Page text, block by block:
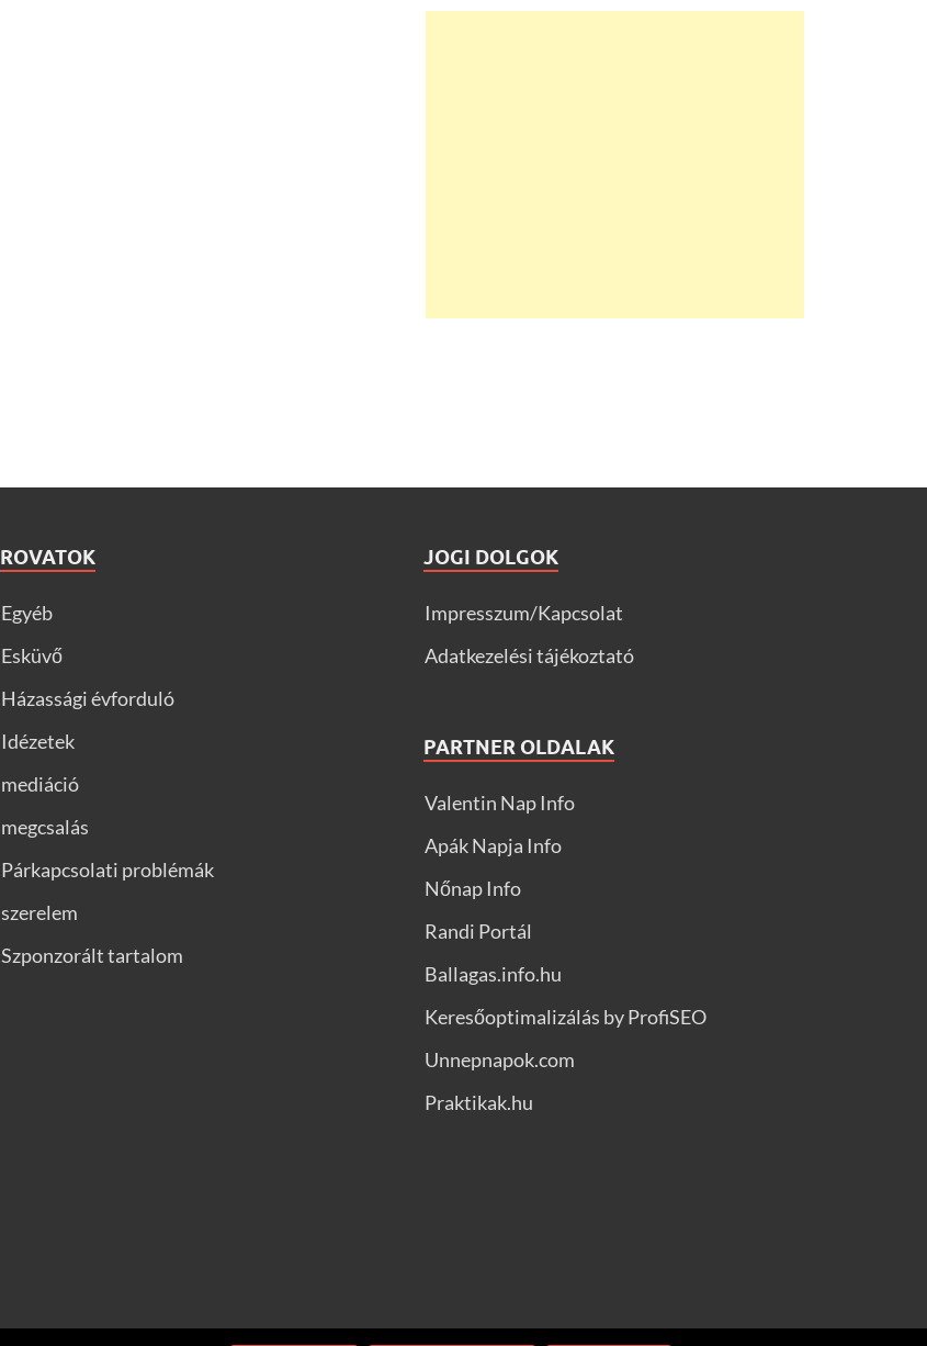
ROVATOK
Egyéb
Esküvő
Házassági évforduló
Idézetek
mediáció
megcsalás
Párkapcsolati problémák
szerelem
Szponzorált tartalom
JOGI DOLGOK
Impresszum/Kapcsolat
Adatkezelési tájékoztató
PARTNER OLDALAK
Valentin Nap Info
Apák Napja Info
Nőnap Info
Randi Portál
Ballagas.info.hu
Keresőoptimalizálás by ProfiSEO
Unnepnapok.com
Praktikak.hu